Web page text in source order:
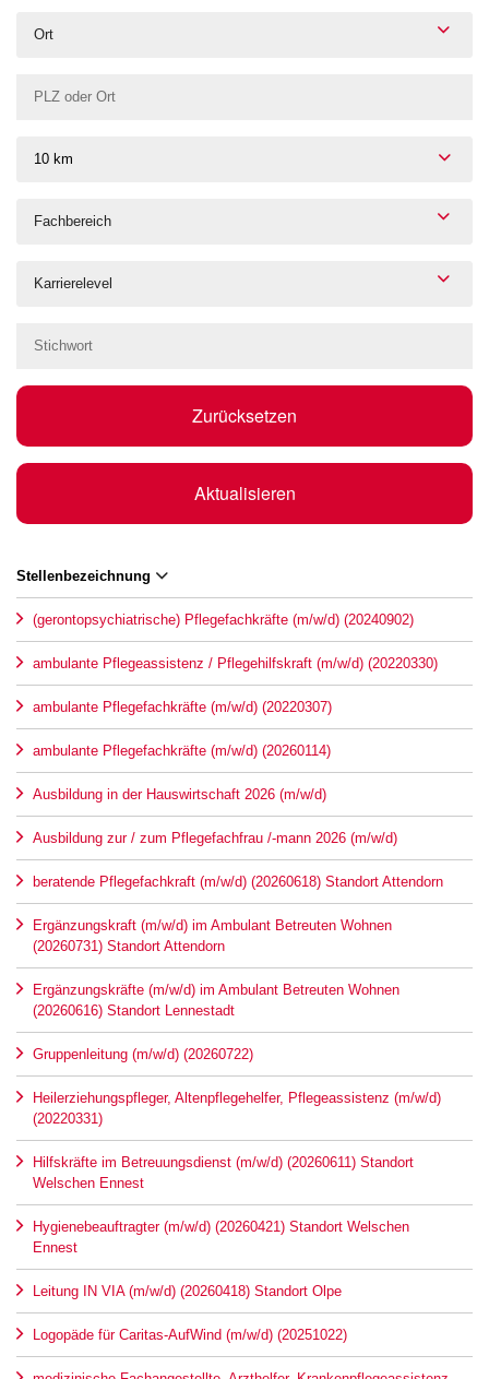
Ort
10 km
Fachbereich
Karrierelevel
Zurücksetzen
Aktualisieren
Stellenbezeichnung
(gerontopsychiatrische) Pflegefachkräfte (m/w/d) (20240902)
ambulante Pflegeassistenz / Pflegehilfskraft (m/w/d) (20220330)
ambulante Pflegefachkräfte (m/w/d) (20220307)
ambulante Pflegefachkräfte (m/w/d) (20260114)
Ausbildung in der Hauswirtschaft 2026 (m/w/d)
Ausbildung zur / zum Pflegefachfrau /-mann 2026 (m/w/d)
beratende Pflegefachkraft (m/w/d) (20260618) Standort Attendorn
Ergänzungskraft (m/w/d) im Ambulant Betreuten Wohnen
(20260731) Standort Attendorn
Ergänzungskräfte (m/w/d) im Ambulant Betreuten Wohnen
(20260616) Standort Lennestadt
Gruppenleitung (m/w/d) (20260722)
Heilerziehungspfleger, Altenpflegehelfer, Pflegeassistenz (m/w/d)
(20220331)
Hilfskräfte im Betreuungsdienst (m/w/d) (20260611) Standort
Welschen Ennest
Hygienebeauftragter (m/w/d) (20260421) Standort Welschen
Ennest
Leitung IN VIA (m/w/d) (20260418) Standort Olpe
Logopäde für Caritas-AufWind (m/w/d) (20251022)